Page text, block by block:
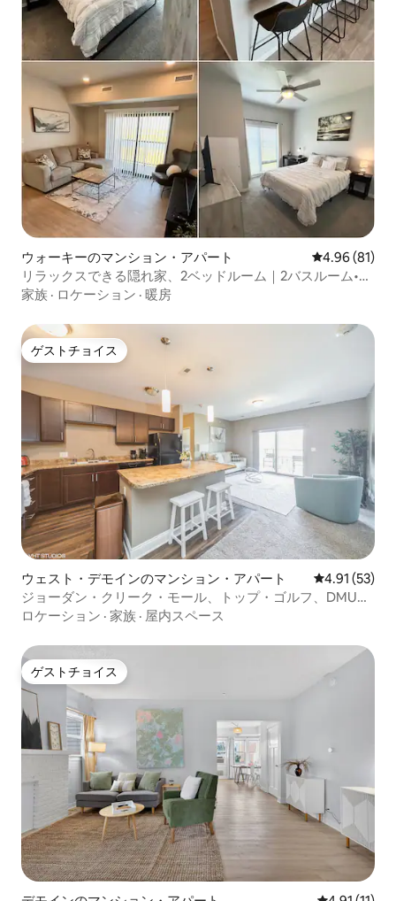
ウォーキーのマンション・アパート レビュー81
4.96 (81)
リラックスできる隠れ家、2ベッドルーム｜2バスルーム•ジ
ム•ゲームルーム
家族 · ロケーション · 暖房
ゲストチョイス
ゲストチョイス
ウェスト・デモインのマンション・アパート レビュー53
4.91 (53)
ジョーダン・クリーク・モール、トップ・ゴルフ、DMUの
近くの2ベッドルーム
ロケーション · 家族 · 屋内スペース
ゲストチョイス
ゲストチョイス